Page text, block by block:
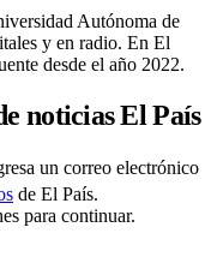
Autónoma de
y en radio. En El
desde el año 2022.
noticias El País
un correo electrónico
de El País.
para continuar.